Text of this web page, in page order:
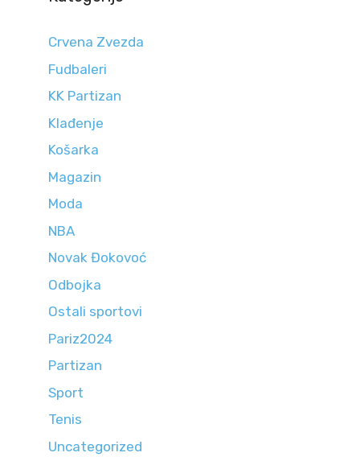
Crvena Zvezda
Fudbaleri
KK Partizan
Klađenje
Košarka
Magazin
Moda
NBA
Novak Đokovoć
Odbojka
Ostali sportovi
Pariz2024
Partizan
Sport
Tenis
Uncategorized